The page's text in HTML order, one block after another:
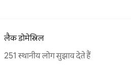
लैक डोमेस्निल
251 स्थानीय लोग सुझाव देते हैं